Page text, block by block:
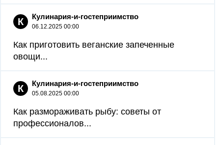
К Кулинария-и-гостеприимство
06.12.2025 00:00
Как приготовить веганские запеченные
овощи...
К Кулинария-и-гостеприимство
05.08.2025 00:00
Как размораживать рыбу: советы от
профессионалов...